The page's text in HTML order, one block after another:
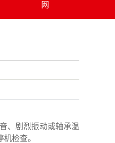
网
、剧烈振动或轴承温
检查。